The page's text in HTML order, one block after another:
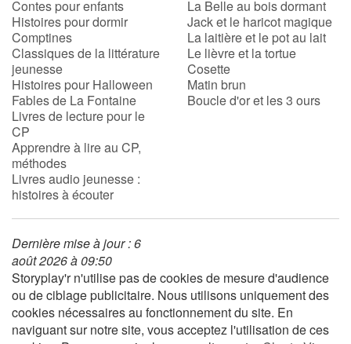
Contes pour enfants
Histoires pour dormir
Comptines
Classiques de la littérature
jeunesse
Histoires pour Halloween
Fables de La Fontaine
Livres de lecture pour le
CP
Apprendre à lire au CP,
méthodes
Livres audio jeunesse :
histoires à écouter
La Belle au bois dormant
Jack et le haricot magique
La laitière et le pot au lait
Le lièvre et la tortue
Cosette
Matin brun
Boucle d'or et les 3 ours
Dernière mise à jour : 6
août 2026 à 09:50
Storyplay'r n'utilise pas de cookies de mesure d'audience
ou de ciblage publicitaire. Nous utilisons uniquement des
cookies nécessaires au fonctionnement du site. En
naviguant sur notre site, vous acceptez l'utilisation de ces